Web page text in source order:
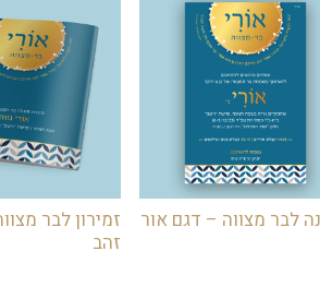
לבר מצווה – דגם אור
זמירון לבר
זהב